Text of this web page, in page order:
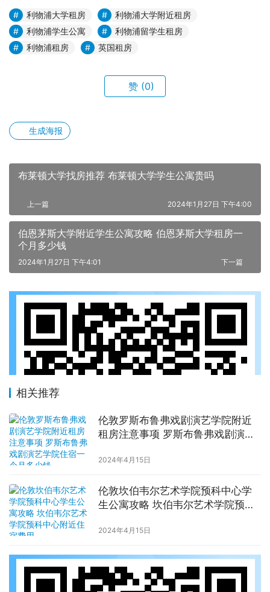
利物浦大学租房
利物浦大学附近租房
利物浦学生公寓
利物浦留学生租房
利物浦租房
英国租房
赞 (0)
生成海报
布莱顿大学找房推荐 布莱顿大学学生公寓贵吗
上一篇 2024年1月27日 下午4:00
伯恩茅斯大学附近学生公寓攻略 伯恩茅斯大学租房一
个月多少钱
下一篇
2024年1月27日 下午4:01
相关推荐
伦敦罗斯布鲁弗戏剧演艺学院附近
租房注意事项 罗斯布鲁弗戏剧演艺
2024年4月15日
伦敦坎伯韦尔艺术学院预科中心学
生公寓攻略 坎伯韦尔艺术学院预科
2024年4月15日